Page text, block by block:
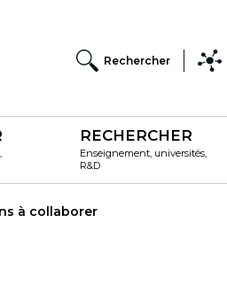
Rechercher
RECHERCHER
Enseignement, universités,
R&D
à collaborer